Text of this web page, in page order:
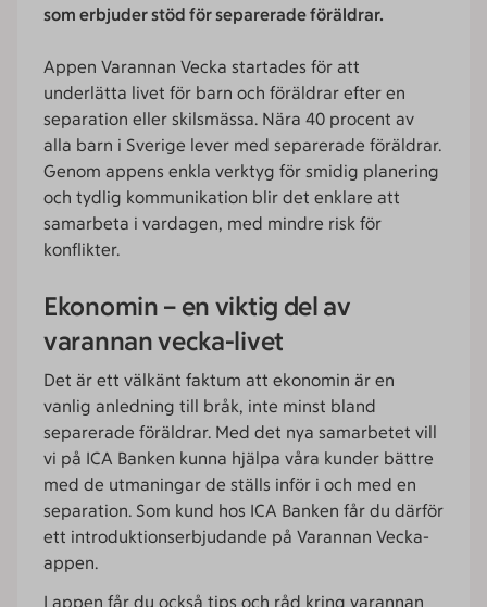
som erbjuder stöd för separerade föräldrar.
Appen Varannan Vecka startades för att
underlätta livet för barn och föräldrar efter en
separation eller skilsmässa. Nära 40 procent av
alla barn i Sverige lever med separerade föräldrar.
Genom appens enkla verktyg för smidig planering
och tydlig kommunikation blir det enklare att
samarbeta i vardagen, med mindre risk för
konflikter.
Ekonomin – en viktig del av
varannan vecka-livet
Det är ett välkänt faktum att ekonomin är en
vanlig anledning till bråk, inte minst bland
separerade föräldrar. Med det nya samarbetet vill
vi på ICA Banken kunna hjälpa våra kunder bättre
med de utmaningar de ställs inför i och med en
separation. Som kund hos ICA Banken får du därför
ett introduktionserbjudande på Varannan Vecka-
appen.
I appen får du också tips och råd kring varannan